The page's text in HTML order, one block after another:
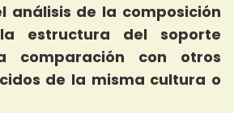
análisis de la composición
estructura del soporte
comparación con otros
de la misma cultura o